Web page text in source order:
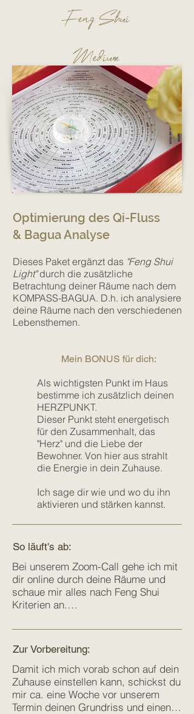
Feng Shui
Medium
Optimierung des Qi-Fluss
& Bagua Analyse
Dieses Paket ergänzt das "Feng Shui
Light"durch die zusätzliche
Betrachtung deiner Räume nach dem
KOMPASS-BAGUA. D.h. ich analysiere
deine Räume nach den verschiedenen
Lebensthemen.
Mein BONUS für dich:
Als wichtigsten Punkt im Haus
bestimme ich zusätzlich deinen
HERZPUNKT.
Dieser Punkt steht energetisch
für den Zusammenhalt, das
"Herz" und die Liebe der
Bewohner. Von hier aus strahlt
die Energie in dein Zuhause.
Ich sage dir wie und wo du ihn
aktivieren und stärken kannst.
So läuft's ab:
Bei unserem Zoom-Call gehe ich mit
dir online durch deine Räume und
schaue mir alles nach Feng Shui
Kriterien an.
Alles was mir auffällt und du
Zugunsten eines optimalen
Energieflusses verbessern solltest,
bespreche ich direkt mit dir.
Neben der Optimierung des Qi-
Flusses bekommst du von mir im
Zur Vorbereitung:
Damit ich mich vorab schon auf dein
Zuhause einstellen kann, schickst du
mir ca. eine Woche vor unserem
Termin deinen Grundriss und einen